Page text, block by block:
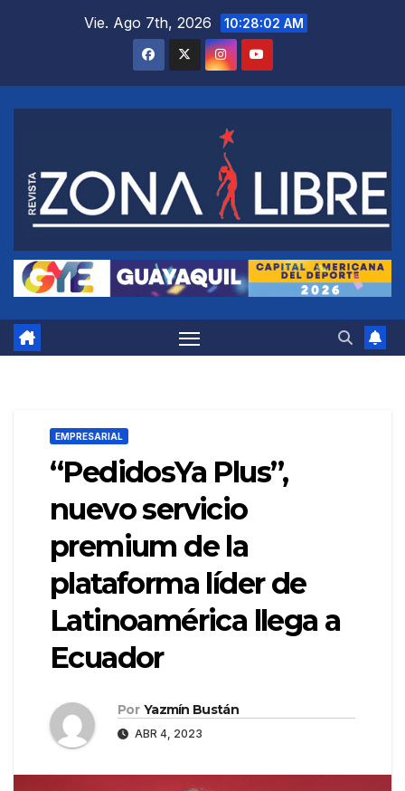
Vie. Ago 7th, 2026 10:28:02 AM
EMPRESARIAL
“PedidosYa Plus”,
nuevo servicio
premium de la
plataforma líder de
Latinoamérica llega a
Ecuador
Por Yazmín Bustán
ABR 4, 2023